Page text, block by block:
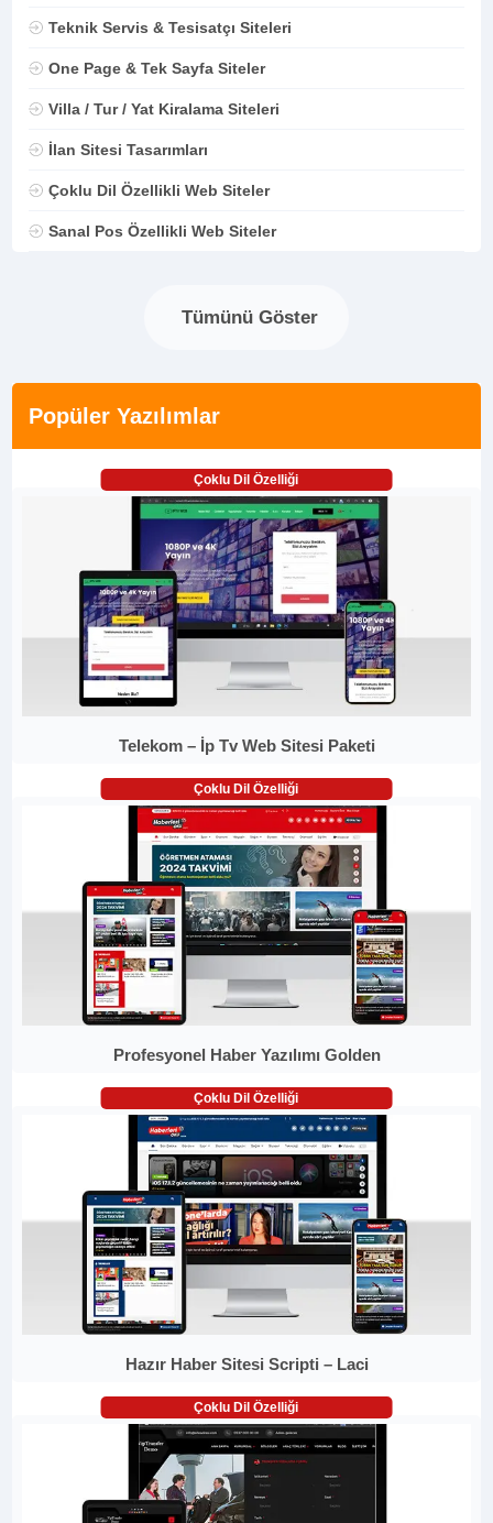
Teknik Servis & Tesisatçı Siteleri
One Page & Tek Sayfa Siteler
Villa / Tur / Yat Kiralama Siteleri
İlan Sitesi Tasarımları
Çoklu Dil Özellikli Web Siteler
Sanal Pos Özellikli Web Siteler
Tümünü Göster
Popüler Yazılımlar
Çoklu Dil Özelliği
Telekom – İp Tv Web Sitesi Paketi
Çoklu Dil Özelliği
Profesyonel Haber Yazılımı Golden
Çoklu Dil Özelliği
Hazır Haber Sitesi Scripti – Laci
Çoklu Dil Özelliği